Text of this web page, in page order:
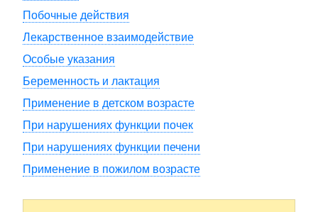
Побочные действия
Лекарственное взаимодействие
Особые указания
Беременность и лактация
Применение в детском возрасте
При нарушениях функции почек
При нарушениях функции печени
Применение в пожилом возрасте